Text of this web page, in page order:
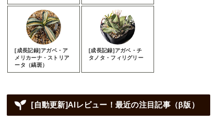
[成長記録]アガベ・ア
メリカーナ・ストリア
ータ（縞斑）
[成長記録]アガベ・チ
タノタ・フィリグリー
[自動更新]AIレビュー！最近の注目記事（β版）